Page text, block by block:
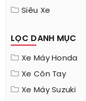
Siêu Xe
LỌC DANH MỤC
Xe Máy Honda
Xe Côn Tay
Xe Máy Suzuki